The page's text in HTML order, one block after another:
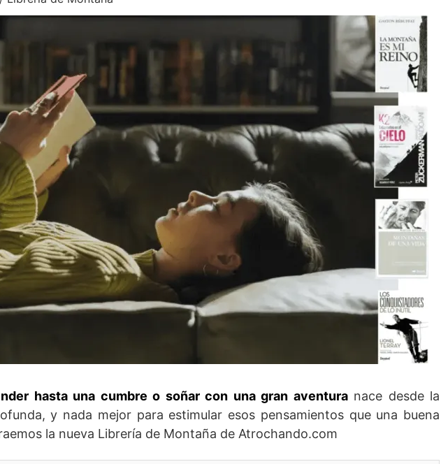
hasta una cumbre o soñar con una gran aventuranace desde la
y nada mejor para estimular esos pensamientos que una buena
la nueva Librería de Montaña de Atrochando.com